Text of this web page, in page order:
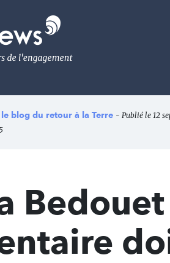
le blog du retour à la Terre - Publié le 12